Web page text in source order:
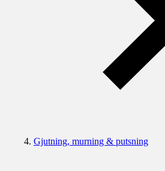
Gjutning, murning & putsning